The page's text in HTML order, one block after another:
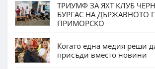
ТРИУМФ ЗА ЯХТ КЛУБ
БУРГАС НА ДЪРЖАВНОТО
ПРИМОРСКО
Когато една медия реши
присъди вместо новини